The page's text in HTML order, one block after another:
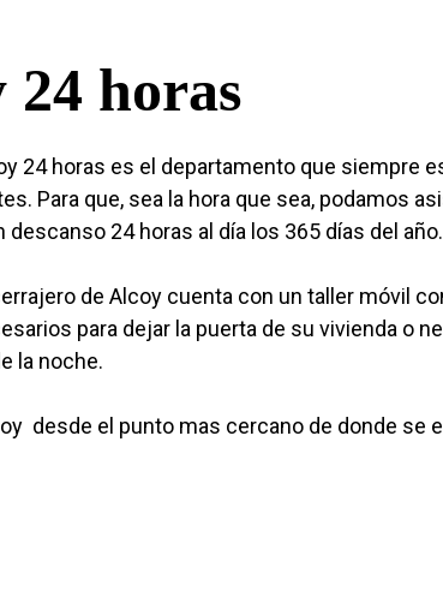
horas
24 horas es el departamento que siempre
Para que, sea la hora que sea, podamos
descanso 24 horas al día los 365 días del año.
de Alcoy cuenta con un taller móvil
para dejar la puerta de su vivienda o
la noche.
desde el punto mas cercano de donde se